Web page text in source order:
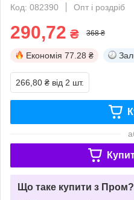
Код: 082390
Опт і роздріб
290,72 ₴ 368 ₴
Економія 77.28 ₴
266,80 ₴ від 2 шт.
Що таке купити з Пром?